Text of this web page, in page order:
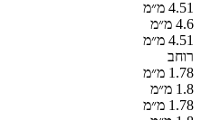
4.51 מ״מ
4.6 מ״מ
4.51 מ״מ
רוחב
1.78 מ״מ
1.8 מ״מ
1.78 מ״מ